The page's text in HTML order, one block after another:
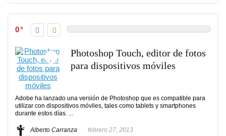
0
Photoshop Touch, editor de fotos
para dispositivos móviles
Adobe ha lanzado una versión de Photoshop que es compatible para
utilizar con dispositivos móviles, tales como tablets y smartphones
durante estos días. ...
Alberto Carranza febrero 27, 2013